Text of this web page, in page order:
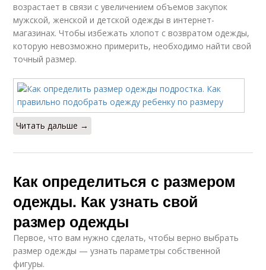
возрастает в связи с увеличением объемов закупок
мужской, женской и детской одежды в интернет-
магазинах. Чтобы избежать хлопот с возвратом одежды,
которую невозможно примерить, необходимо найти свой
точный размер.
Читать дальше →
Как определиться с размером
одежды. Как узнать свой
размер одежды
Первое, что вам нужно сделать, чтобы верно выбрать
размер одежды — узнать параметры собственной
фигуры.